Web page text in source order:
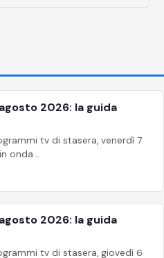
2026: la guida
tv di stasera, venerdì 7
onda...
2026: la guida
tv di stasera, giovedì 6